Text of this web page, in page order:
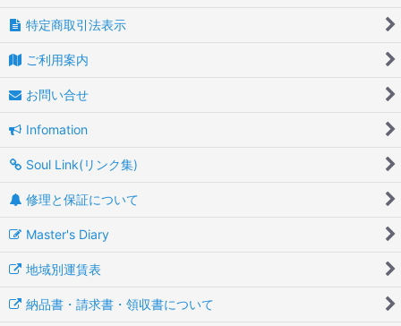
特定商取引法表示
ご利用案内
お問い合せ
Infomation
Soul Link(リンク集)
修理と保証について
Master's Diary
地域別運賃表
納品書・請求書・領収書について